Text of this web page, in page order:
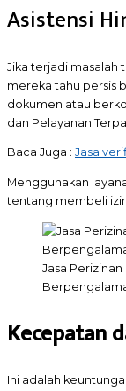
Asistensi
Jika terjadi masalah
mereka tahu persis
dokumen atau
dan Pelayanan
Baca Juga : Jasa
Menggunakan
tentang membeli
Jasa
Kecepatan
Ini adalah